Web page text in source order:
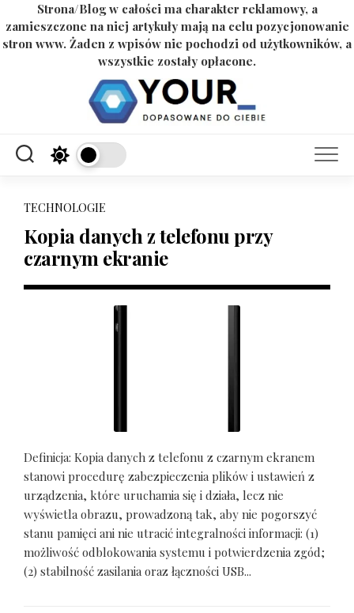
Strona/Blog w całości ma charakter reklamowy, a
zamieszczone na niej artykuły mają na celu pozycjonowanie
stron www. Żaden z wpisów nie pochodzi od użytkowników, a
wszystkie zostały opłacone.
TECHNOLOGIE
Kopia danych z telefonu przy
czarnym ekranie
Definicja: Kopia danych z telefonu z czarnym ekranem
stanowi procedurę zabezpieczenia plików i ustawień z
urządzenia, które uruchamia się i działa, lecz nie
wyświetla obrazu, prowadzoną tak, aby nie pogorszyć
stanu pamięci ani nie utracić integralności informacji: (1)
możliwość odblokowania systemu i potwierdzenia zgód;
(2) stabilność zasilania oraz łączności USB...